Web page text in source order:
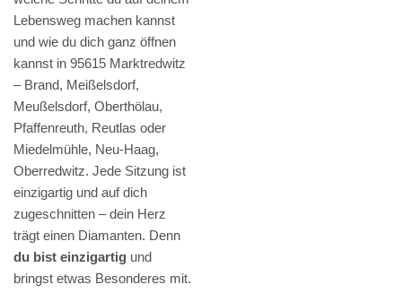
Lebensweg machen kannst
und wie du dich ganz öffnen
kannst in 95615 Marktredwitz
– Brand, Meißelsdorf,
Meußelsdorf, Oberthölau,
Pfaffenreuth, Reutlas oder
Miedelmühle, Neu-Haag,
Oberredwitz. Jede Sitzung ist
einzigartig und auf dich
zugeschnitten – dein Herz
trägt einen Diamanten. Denn
du bist einzigartig und
bringst etwas Besonderes mit.